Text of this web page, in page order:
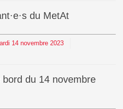
du MetAt
14 novembre 2023